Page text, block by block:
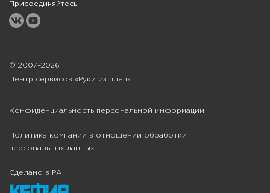
Присоединяйтесь
© 2007–2026
Центр сервисов «Руки из плеч»
Конфиденциальность персональной информации
Политика компании в отношении обработки
персональных данных
Сделано в РА